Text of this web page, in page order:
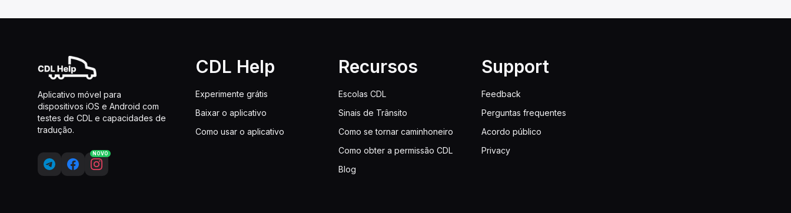
Aplicativo móvel para
dispositivos iOS e Android com
testes de CDL e capacidades de
tradução.
NOVO
CDL Help
Experimente grátis
Baixar o aplicativo
Como usar o aplicativo
Recursos
Escolas CDL
Sinais de Trânsito
Como se tornar caminhoneiro
Como obter a permissão CDL
Blog
Support
Feedback
Perguntas frequentes
Acordo público
Privacy